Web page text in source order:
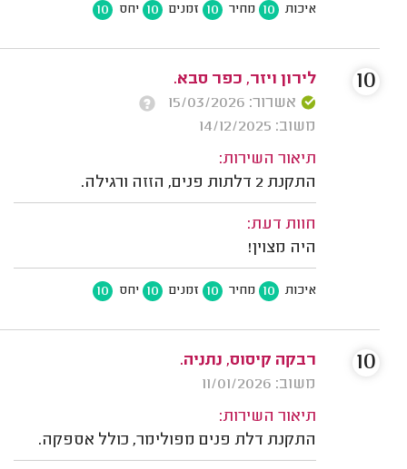
איכות 10 מחיר 10 זמנים 10 יחס 10
לירון ויזר, כפר סבא.
אשרור: 15/03/2026
משוב: 14/12/2025
תיאור השירות:
התקנת 2 דלתות פנים, הזזה ורגילה.
חוות דעת:
היה מצוין!
איכות 10 מחיר 10 זמנים 10 יחס 10
10
רבקה קיסוס, נתניה.
משוב: 11/01/2026
תיאור השירות:
התקנת דלת פנים מפולימר, כולל אספקה.
10